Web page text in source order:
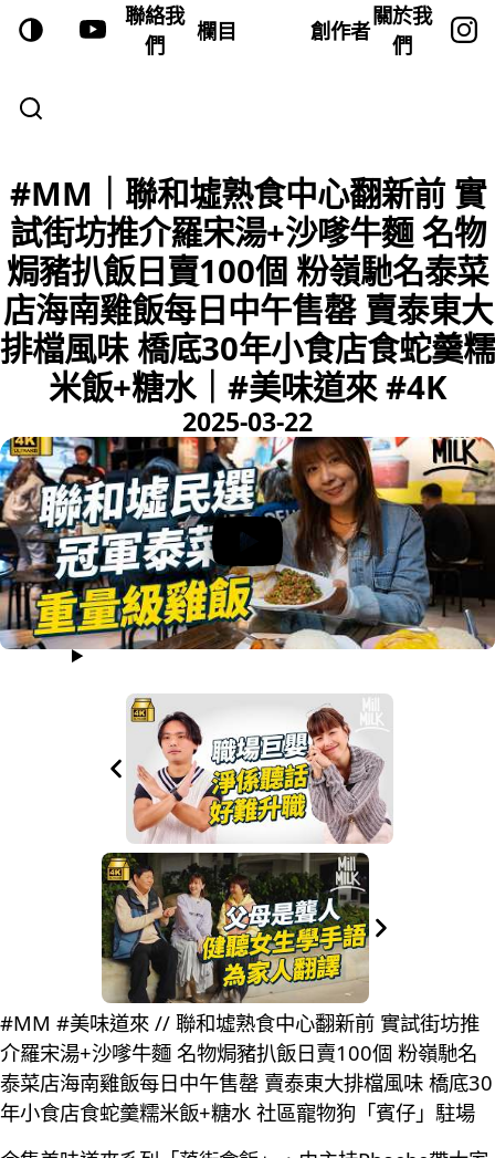
聯絡我
們
欄目 創作者
關於我
們
#MM｜聯和墟熟食中心翻新前 實
試街坊推介羅宋湯+沙嗲牛麵 名物
焗豬扒飯日賣100個 粉嶺馳名泰菜
店海南雞飯每日中午售罄 賣泰東大
排檔風味 橋底30年小食店食蛇羹糯
米飯+糖水｜#美味道來 #4K
2025-03-22
#MM #美味道來 // 聯和墟熟食中心翻新前 實試街坊推
介羅宋湯+沙嗲牛麵 名物焗豬扒飯日賣100個 粉嶺馳名
泰菜店海南雞飯每日中午售罄 賣泰東大排檔風味 橋底30
年小食店食蛇羹糯米飯+糖水 社區寵物狗「賓仔」駐場